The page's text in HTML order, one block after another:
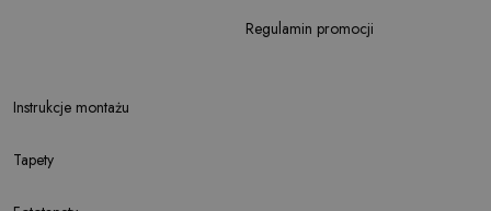
Instrukcje montażu
Tapety
Regulamin promocji